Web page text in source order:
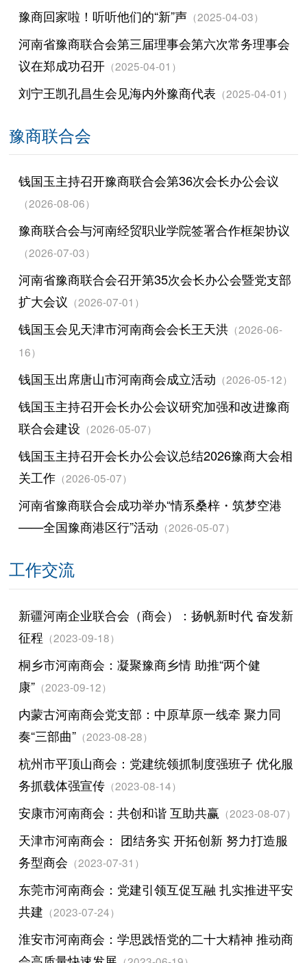
豫商回家啦！听听他们的“新”声（2025-04-03）
河南省豫商联合会第三届理事会第六次常务理事会
议在郑成功召开（2025-04-01）
刘宁王凯孔昌生会见海内外豫商代表 （2025-04-01）
豫商联合会
钱国玉主持召开豫商联合会第36次会长办公会议
（2026-08-06）
豫商联合会与河南经贸职业学院签署合作框架协议
（2026-07-03）
河南省豫商联合会召开第35次会长办公会暨党支部
扩大会议 （2026-07-01）
钱国玉会见天津市河南商会会长王天洪（2026-06-
16）
钱国玉出席唐山市河南商会成立活动 （2026-05-12）
钱国玉主持召开会长办公会议研究加强和改进豫商
联合会建设 （2026-05-07）
钱国玉主持召开会长办公会议总结2026豫商大会相
关工作（2026-05-07）
河南省豫商联合会成功举办“情系桑梓・筑梦空港
——全国豫商港区行”活动 （2026-05-07）
工作交流
新疆河南企业联合会（商会）：扬帆新时代 奋发新
征程 （2023-09-18）
桐乡市河南商会：凝聚豫商乡情 助推“两个健
康”（2023-09-12）
内蒙古河南商会党支部：中原草原一线牵 聚力同
奏“三部曲”（2023-08-28）
杭州市平顶山商会：党建统领抓制度强班子 优化服
务抓载体强宣传（2023-08-14）
安康市河南商会：共创和谐 互助共赢 （2023-08-07）
天津市河南商会： 团结务实 开拓创新 努力打造服
务型商会 （2023-07-31）
东莞市河南商会：党建引领互促互融 扎实推进平安
共建 （2023-07-24）
淮安市河南商会：学思践悟党的二十大精神 推动商